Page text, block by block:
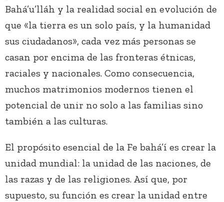
Bahá’u’lláh y la realidad social en evolución de
que «la tierra es un solo país, y la humanidad
sus ciudadanos», cada vez más personas se
casan por encima de las fronteras étnicas,
raciales y nacionales. Como consecuencia,
muchos matrimonios modernos tienen el
potencial de unir no solo a las familias sino
también a las culturas.
El propósito esencial de la Fe bahá’í es crear la
unidad mundial: la unidad de las naciones, de
las razas y de las religiones. Así que, por
supuesto, su función es crear la unidad entre